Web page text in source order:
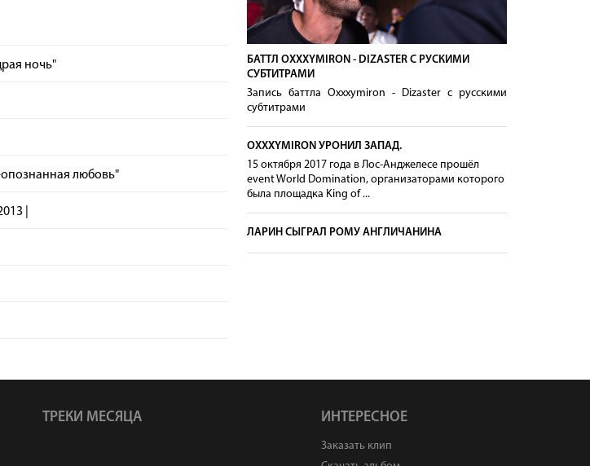
ночь"
любовь"
|
БАТТЛ OXXXYMIRON - DIZASTER С РУСКИМИ
СУБТИТРАМИ
Запись баттла Oxxxymiron - Dizaster с русскими
субтитрами
OXXXYMIRON УРОНИЛ ЗАПАД.
15 октября 2017 года в Лос-Анджелесе прошёл
event World Domination, организаторами которого
была площадка King of ...
ЛАРИН СЫГРАЛ РОМУ АНГЛИЧАНИНА
ТРЕКИ МЕСЯЦА ИНТЕРЕСНОЕ
Заказать клип